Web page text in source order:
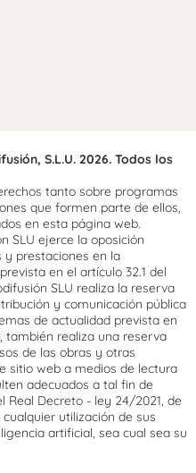
S.L.U. 2026. Todos los
tanto sobre programas
que formen parte de ellos,
en esta página web.
SLU ejerce la oposición
y prestaciones en la
en el artículo 32.1 del
SLU realiza la reserva
y comunicación pública
de actualidad prevista en
también realiza una reserva
de las obras y otras
sitio web a medios de lectura
adecuados a tal fin de
Real Decreto - ley 24/2021, de
utilización de sus
artificial, sea cual sea su